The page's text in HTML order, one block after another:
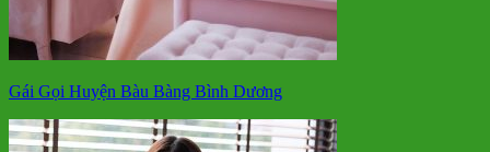
Gái Gọi Huyện Bàu Bàng Bình Dương